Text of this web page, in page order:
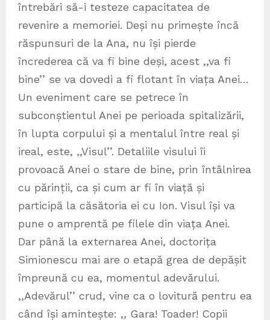
întrebări să-i testeze capacitatea de
revenire a memoriei. Deși nu primește încă
răspunsuri de la Ana, nu își pierde
încrederea că va fi bine deși, acest ,,va fi
bine’’ se va dovedi a fi flotant în viața Anei…
Un eveniment care se petrece în
subconștientul Anei pe perioada spitalizării,
în lupta corpului și a mentalul între real și
ireal, este, ,,Visul’’. Detaliile visului îi
provoacă Anei o stare de bine, prin întâlnirea
cu părinții, ca și cum ar fi în viață și
participă la căsătoria ei cu Ion. Visul își va
pune o amprentă pe filele din viața Anei.
Dar până la externarea Anei, doctorița
Simionescu mai are o etapă grea de depășit
împreună cu ea, momentul adevărului.
,,Adevărul’’ crud, vine ca o lovitură pentru ea
când își amintește: ,, Gara! Toader! Copii